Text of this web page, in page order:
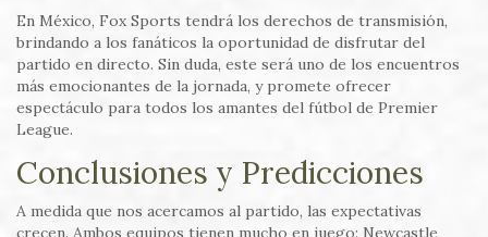
En México, Fox Sports tendrá los derechos de transmisión,
brindando a los fanáticos la oportunidad de disfrutar del
partido en directo. Sin duda, este será uno de los encuentros
más emocionantes de la jornada, y promete ofrecer
espectáculo para todos los amantes del fútbol de Premier
League.
Conclusiones y Predicciones
A medida que nos acercamos al partido, las expectativas
crecen. Ambos equipos tienen mucho en juego: Newcastle